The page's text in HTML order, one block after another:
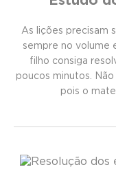
As lições precisam
sempre no volume
filho consiga
poucos minutos.
pois o